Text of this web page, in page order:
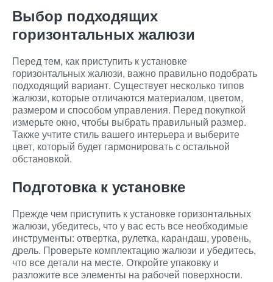
Выбор подходящих
горизонтальных жалюзи
Перед тем, как приступить к установке
горизонтальных жалюзи, важно правильно подобрать
подходящий вариант. Существует несколько типов
жалюзи, которые отличаются материалом, цветом,
размером и способом управления. Перед покупкой
измерьте окно, чтобы выбрать правильный размер.
Также учтите стиль вашего интерьера и выберите
цвет, который будет гармонировать с остальной
обстановкой.
Подготовка к установке
Прежде чем приступить к установке горизонтальных
жалюзи, убедитесь, что у вас есть все необходимые
инструменты: отвертка, рулетка, карандаш, уровень,
дрель. Проверьте комплектацию жалюзи и убедитесь,
что все детали на месте. Откройте упаковку и
разложите все элементы на рабочей поверхности.